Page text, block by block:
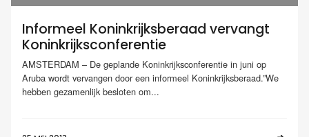
Informeel Koninkrijksberaad vervangt
Koninkrijksconferentie
AMSTERDAM – De geplande Koninkrijksconferentie in juni op
Aruba wordt vervangen door een informeel Koninkrijksberaad.”We
hebben gezamenlijk besloten om...